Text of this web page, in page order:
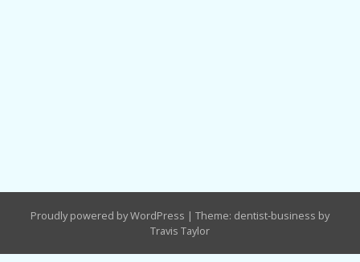
Proudly powered by WordPress | Theme: dentist-business by
Travis Taylor